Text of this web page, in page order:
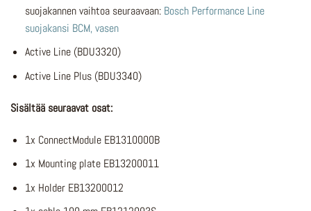
suojakannen vaihtoa seuraavaan: Bosch Performance Line
suojakansi BCM, vasen
Active Line (BDU3320)
Active Line Plus (BDU3340)
Sisältää seuraavat osat:
1x ConnectModule EB1310000B
1x Mounting plate EB13200011
1x Holder EB13200012